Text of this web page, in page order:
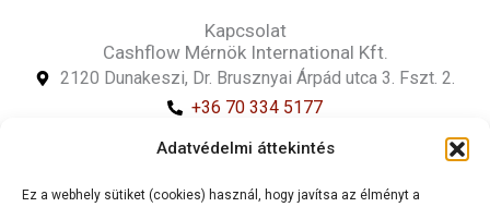
Adatvédelmi áttekintés
Ez a webhely sütiket (cookies) használ, hogy javítsa az élményt a
Kapcsolat
Cashflow Mérnök International Kft.
2120 Dunakeszi, Dr. Brusznyai Árpád utca 3. Fszt. 2.
+36 70 334 5177
cashflowmernok@gmail.com